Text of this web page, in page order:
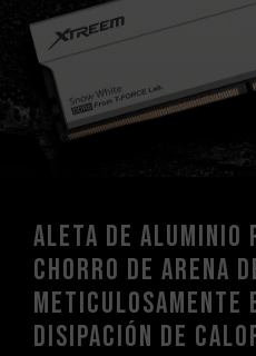
Aleta de aluminio
chorro de arena
meticulosamente
disipación de